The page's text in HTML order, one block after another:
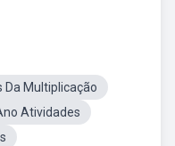
Multiplicação
Atividades